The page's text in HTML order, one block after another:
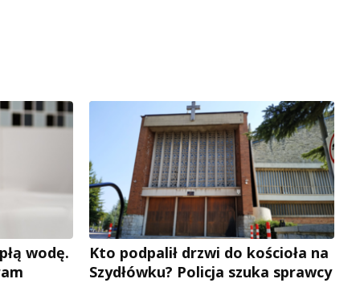
wodę.
Kto podpalił drzwi do kościoła na
Szydłówku? Policja szuka sprawcy